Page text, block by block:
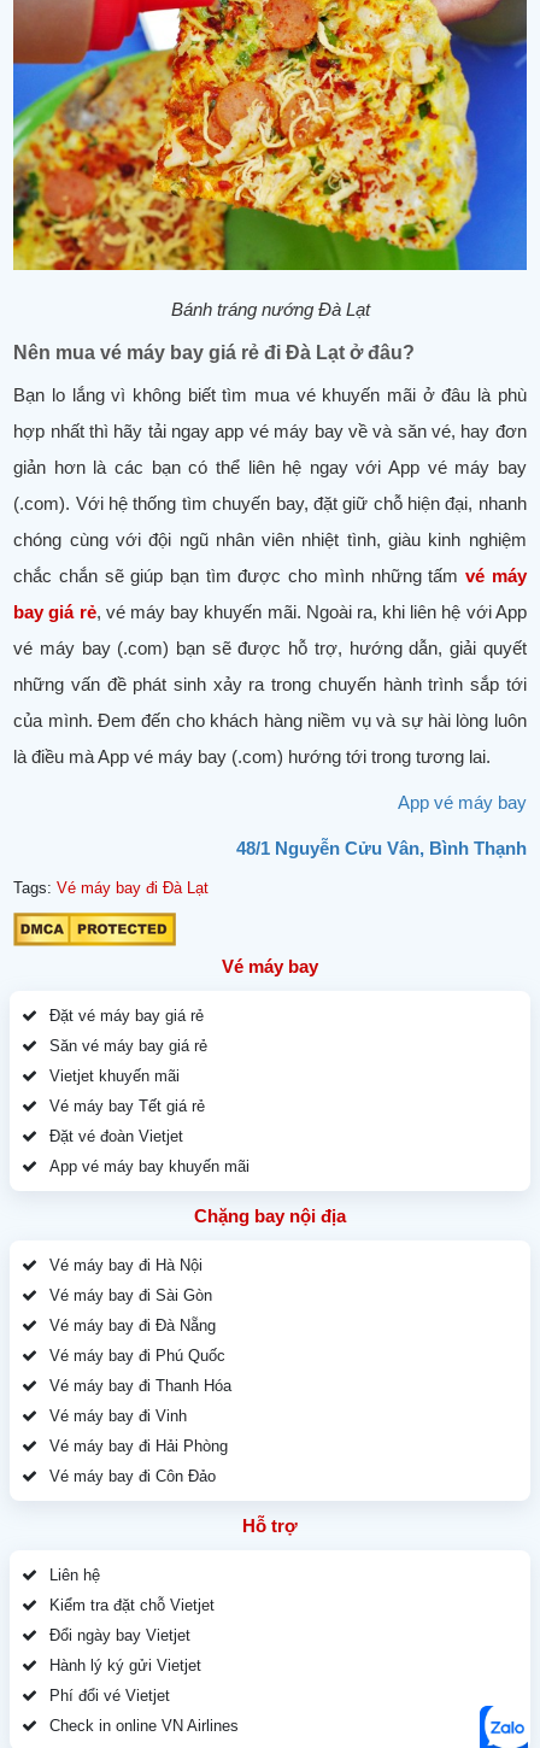
Bánh tráng nướng Đà Lạt
Nên mua vé máy bay giá rẻ đi Đà Lạt ở đâu?
Bạn lo lắng vì không biết tìm mua vé khuyến mãi ở đâu là phù
hợp nhất thì hãy tải ngay app vé máy bay về và săn vé, hay đơn
giản hơn là các bạn có thể liên hệ ngay với App vé máy bay
(.com). Với hệ thống tìm chuyến bay, đặt giữ chỗ hiện đại, nhanh
chóng cùng với đội ngũ nhân viên nhiệt tình, giàu kinh nghiệm
chắc chắn sẽ giúp bạn tìm được cho mình những tấmvé máy
bay giá rẻ, vé máy bay khuyến mãi. Ngoài ra, khi liên hệ với App
vé máy bay (.com) bạn sẽ được hỗ trợ, hướng dẫn, giải quyết
những vấn đề phát sinh xảy ra trong chuyến hành trình sắp tới
của mình. Đem đến cho khách hàng niềm vụ và sự hài lòng luôn
là điều mà App vé máy bay (.com) hướng tới trong tương lai.
App vé máy bay
48/1 Nguyễn Cửu Vân, Bình Thạnh
Tags:Vé máy bay đi Đà Lạt
Vé máy bay
Đặt vé máy bay giá rẻ
Săn vé máy bay giá rẻ
Vietjet khuyến mãi
Vé máy bay Tết giá rẻ
Đặt vé đoàn Vietjet
App vé máy bay khuyến mãi
Chặng bay nội địa
Vé máy bay đi Hà Nội
Vé máy bay đi Sài Gòn
Vé máy bay đi Đà Nẵng
Vé máy bay đi Phú Quốc
Vé máy bay đi Thanh Hóa
Vé máy bay đi Vinh
Vé máy bay đi Hải Phòng
Vé máy bay đi Côn Đảo
Hỗ trợ
Liên hệ
Kiểm tra đặt chỗ Vietjet
Đổi ngày bay Vietjet
Hành lý ký gửi Vietjet
Phí đổi vé Vietjet
Check in online VN Airlines